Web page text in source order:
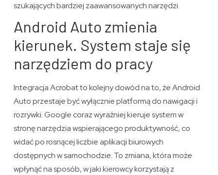
szukających bardziej zaawansowanych narzędzi.
Android Auto zmienia
kierunek. System staje się
narzędziem do pracy
Integracja Acrobat to kolejny dowód na to, że Android
Auto przestaje być wyłącznie platformą do nawigacji i
rozrywki. Google coraz wyraźniej kieruje system w
stronę narzędzia wspierającego produktywność, co
widać po rosnącej liczbie aplikacji biurowych
dostępnych w samochodzie. To zmiana, która może
wpłynąć na sposób, w jaki kierowcy korzystają z